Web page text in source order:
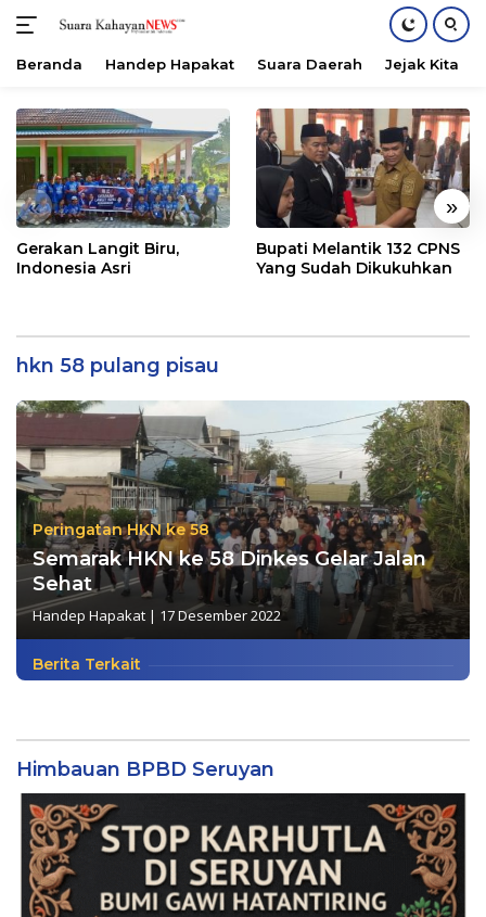
konten
Beranda Handep Hapakat Suara Daerah Jejak Kita
« »
Gerakan Langit Biru,
Indonesia Asri
Bupati Melantik 132 CPNS
Yang Sudah Dikukuhkan
hkn 58 pulang pisau
Peringatan HKN ke 58
Semarak HKN ke 58 Dinkes Gelar Jalan
Sehat
Handep Hapakat | 17 Desember 2022
Berita Terkait
Himbauan BPBD Seruyan